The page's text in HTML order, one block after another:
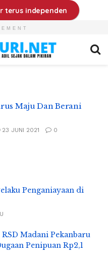
terus independen
Maju Dan Berani
23 JUNI 2021 0
Penganiayaan di
Madani Pekanbaru
Penipuan Rp2,1